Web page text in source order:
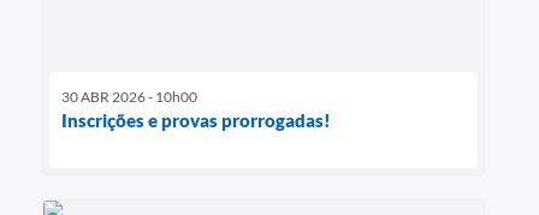
30 ABR 2026 - 10h00
Inscrições e provas prorrogadas!